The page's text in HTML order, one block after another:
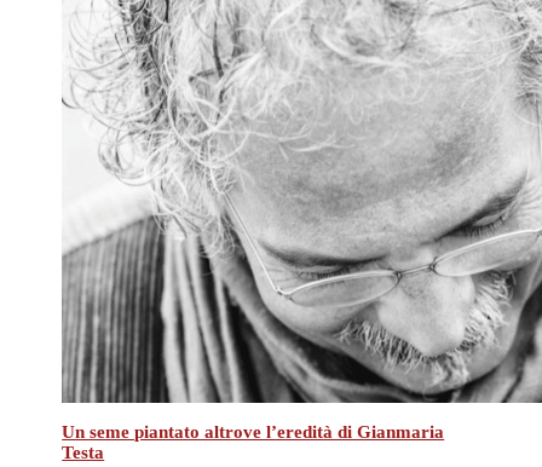
Un seme piantato altrove l’eredità di Gianmaria
Testa